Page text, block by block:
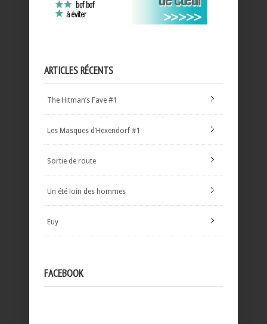
ARTICLES RÉCENTS
The Hitman’s Fave #1
Les Masques d’Hexendorf #1
Sortie de route
Un été loin des hommes
Euy
FACEBOOK